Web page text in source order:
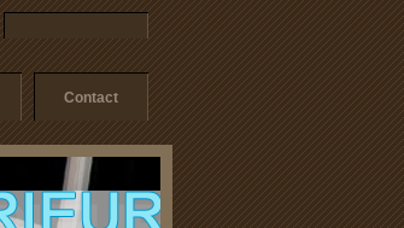
Contact